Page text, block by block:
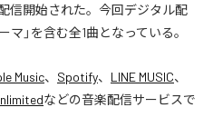
信開始された。今回デジタル配
」を含む全1曲となっている。
Music、 Spotify、 LINE MUSIC、
などの音楽配信サービスで